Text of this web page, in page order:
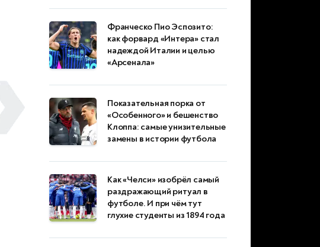
Франческо Пио Эспозито:
как форвард «Интера» стал
надеждой Италии и целью
«Арсенала»
Показательная порка от
«Особенного» и бешенство
Клоппа: самые унизительные
замены в истории футбола
Как «Челси» изобрёл самый
раздражающий ритуал в
футболе. И при чём тут
глухие студенты из 1894 года